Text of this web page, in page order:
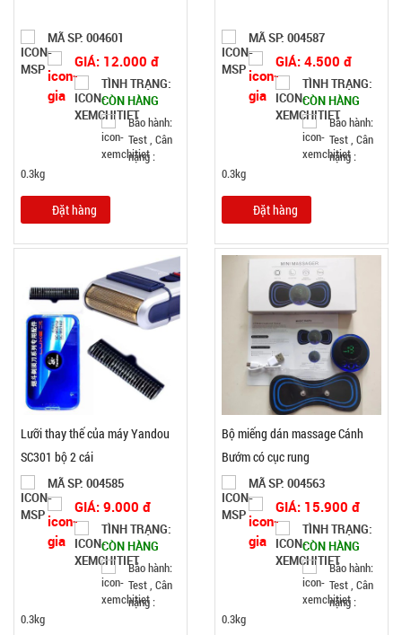
MÃ SP: 004601
GIÁ: 12.000 đ
TÌNH TRẠNG:
CÒN HÀNG
Bảo hành:
Test , Cân
nặng :
0.3kg
Đặt hàng
MÃ SP: 004587
GIÁ: 4.500 đ
TÌNH TRẠNG:
CÒN HÀNG
Bảo hành:
Test , Cân
nặng :
0.3kg
Đặt hàng
Lưỡi thay thế của máy Yandou
SC301 bộ 2 cái
MÃ SP: 004585
GIÁ: 9.000 đ
TÌNH TRẠNG:
CÒN HÀNG
Bảo hành:
Test , Cân
nặng :
0.3kg
Bộ miếng dán massage Cánh
Bướm có cục rung
MÃ SP: 004563
GIÁ: 15.900 đ
TÌNH TRẠNG:
CÒN HÀNG
Bảo hành:
Test , Cân
nặng :
0.3kg